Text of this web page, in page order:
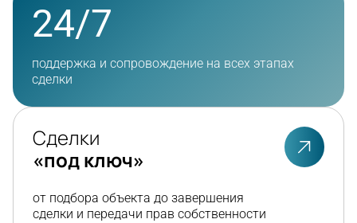
24/7
поддержка и сопровождение на всех этапах
сделки
Сделки
«под ключ»
от подбора объекта до завершения
сделки и передачи прав собственности